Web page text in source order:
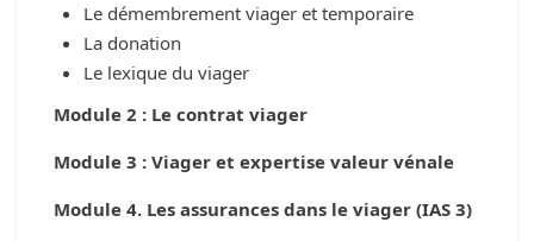
Le démembrement viager et temporaire
La donation
Le lexique du viager
Module 2 : Le contrat viager
Module 3 : Viager et expertise valeur vénale
Module 4. Les assurances dans le viager (IAS 3)